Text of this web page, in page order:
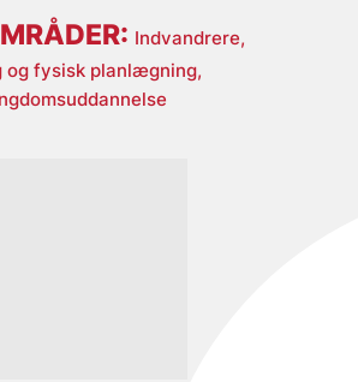
Indvandrere,
og fysisk planlægning,